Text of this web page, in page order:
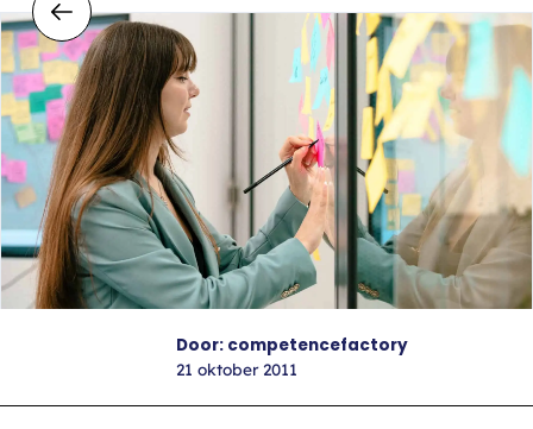
Door: competencefactory
21 oktober 2011